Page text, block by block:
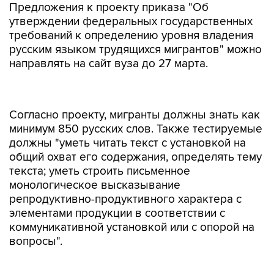
Предложения к проекту приказа "Об
утверждении федеральных государственных
требований к определению уровня владения
русским языком трудящихся мигрантов" можно
направлять на сайт вуза до 27 марта.
должны "уметь читать текст с установкой на
общий охват его содержания, определять тему
текста; уметь строить письменное
монологическое высказывание
репродуктивно-продуктивного характера с
элементами продукции в соответствии с
коммуникативной установкой или с опорой на
вопросы".
Также мигранты должны "понимать на слух